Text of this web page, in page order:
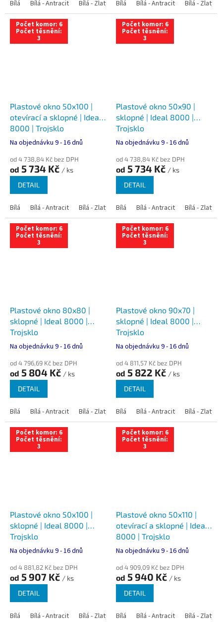
Bílá Bílá - Antracit Bílá - Zlatý dub Bílá - Tmavý dub Bílá -
Bílá Bílá - Antracit Bílá - Zlatý
Počet komor: 6
Počet těsnění:
3
Plastové okno 50x100 |
otevírací a sklopné | Ideal
8000 | Trojsklo
Na objednávku 9 - 16 dnů
od 4 738,84 Kč bez DPH
od 5 734 Kč / ks
DETAIL
Bílá Bílá - Antracit Bílá - Zlatý dub Bílá - Tmavý dub Bílá -
Počet komor: 6
Počet těsnění:
3
Plastové okno 50x90 |
sklopné | Ideal 8000 |
Trojsklo
Na objednávku 9 - 16 dnů
od 4 738,84 Kč bez DPH
od 5 734 Kč / ks
DETAIL
Bílá Bílá - Antracit Bílá - Zlatý
Počet komor: 6
Počet těsnění:
3
Plastové okno 80x80 |
sklopné | Ideal 8000 |
Trojsklo
Na objednávku 9 - 16 dnů
od 4 796,69 Kč bez DPH
od 5 804 Kč / ks
DETAIL
Bílá Bílá - Antracit Bílá - Zlatý dub Bílá - Tmavý dub Bílá -
Počet komor: 6
Počet těsnění:
3
Plastové okno 90x70 |
sklopné | Ideal 8000 |
Trojsklo
Na objednávku 9 - 16 dnů
od 4 811,57 Kč bez DPH
od 5 822 Kč / ks
DETAIL
Bílá Bílá - Antracit Bílá - Zlatý
Počet komor: 6
Počet těsnění:
3
Plastové okno 50x100 |
sklopné | Ideal 8000 |
Trojsklo
Na objednávku 9 - 16 dnů
od 4 881,82 Kč bez DPH
od 5 907 Kč / ks
DETAIL
Bílá Bílá - Antracit Bílá - Zlatý dub Bílá - Tmavý dub Bílá -
Počet komor: 6
Počet těsnění:
3
Plastové okno 50x110 |
otevírací a sklopné | Ideal
8000 | Trojsklo
Na objednávku 9 - 16 dnů
od 4 909,09 Kč bez DPH
od 5 940 Kč / ks
DETAIL
Bílá Bílá - Antracit Bílá - Zlatý